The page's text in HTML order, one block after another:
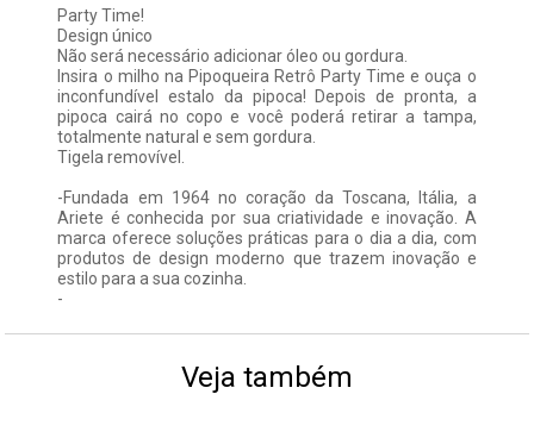
Party Time!
Design único
Não será necessário adicionar óleo ou gordura.
Insira o milho na Pipoqueira Retrô Party Time e ouça o
inconfundível estalo da pipoca! Depois de pronta, a
pipoca cairá no copo e você poderá retirar a tampa,
totalmente natural e sem gordura.
Tigela removível.
-Fundada em 1964 no coração da Toscana, Itália, a
Ariete é conhecida por sua criatividade e inovação. A
marca oferece soluções práticas para o dia a dia, com
produtos de design moderno que trazem inovação e
estilo para a sua cozinha.
-
Veja também